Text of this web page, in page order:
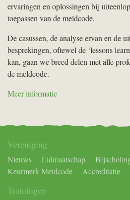
ervaringen en oplossingen bij
toepassen van de meldcode.
De casussen, de analyse ervan en de
besprekingen, oftewel de ‘lessons
kan, gaan we breed delen met alle
de meldcode.
Meer informatie
Vereniging
Nieuws Lidmaatschap
Keurmerk Meldcode
Accreditatie
Trainingen